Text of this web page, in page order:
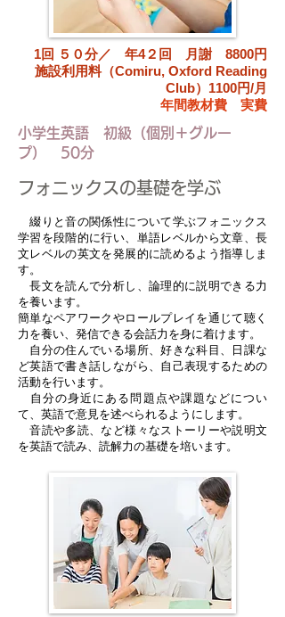
1回 ５０分／ 年4２回 月謝 8800円
施設利用料（Comiru, Oxford Reading
Club）1100円/月
​年間教材費 実費
小学生英語 初級（個別＋グルー
プ） 50分
フォニックスの基礎を学ぶ
綴りと音の関係性について学ぶフォニックス
学習を段階的に行い、単語レベルから文章、長
文レベルの英文を発展的に読めるよう指導しま
す。
長文を読んで分析し、論理的に説明できる力
を養います。
簡単なペアワークやロールプレイを通じて聴く
力を養い、発信できる会話力を身に着けます。
自分の住んでいる場所、好きな科目、日課な
ど英語で書き話しながら、自己表現するための
活動を行います。
自分の身近にある問題点や課題などについ
て、英語で意見を述べられるようにします。
音読や多読、など様々なストーリーや説明文
を英語で読み、読解力の基礎を培います。